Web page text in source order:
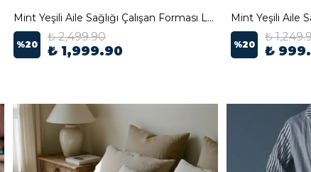
Mint Yeşili Aile Sağlığı Çalışan Forması Likralı Scrubs Takımı - Erkek
%20
₺ 2,499.90
₺ 1,999.90 %20
₺
₺